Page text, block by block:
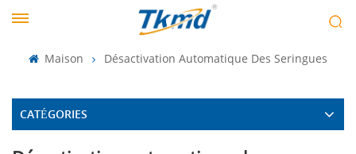
Maison Désactivation Automatique Des Seringues
CATÉGORIES